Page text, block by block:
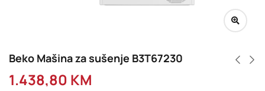
Beko Mašina za sušenje B3T67230
1.438,80 KM